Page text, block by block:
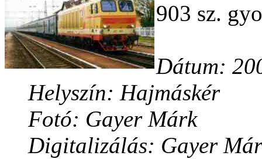
903 sz.
Dátum:
Helyszín: Hajmáskér
Fotó: Gayer Márk
Digitalizálás: Gayer